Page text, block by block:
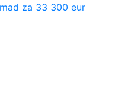
za 33 300 eur